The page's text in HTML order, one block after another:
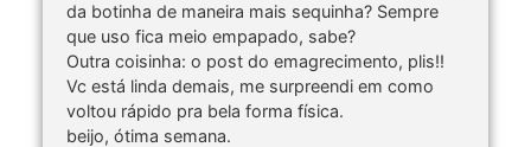
da botinha de maneira mais sequinha? Sempre
que uso fica meio empapado, sabe?
Outra coisinha: o post do emagrecimento, plis!!
Vc está linda demais, me surpreendi em como
voltou rápido pra bela forma física.
beijo, ótima semana.